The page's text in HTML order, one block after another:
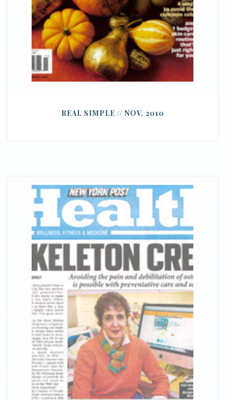
REAL SIMPLE // NOV. 2010